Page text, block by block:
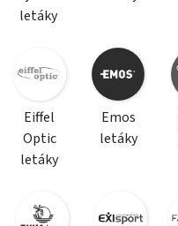
letáky
Eiffel
Optic
letáky
Emos
letáky